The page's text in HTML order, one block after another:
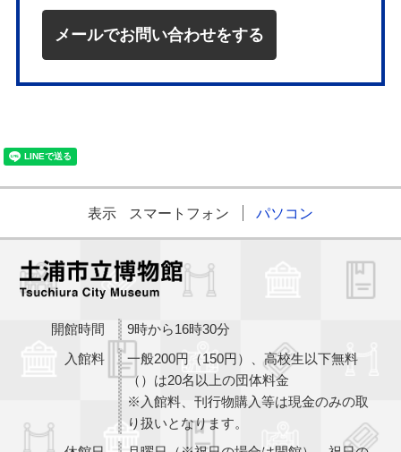
メールでお問い合わせをする
表示 スマートフォン パソコン
開館時間
9時から16時30分
入館料
一般200円（150円）、高校生以下無料
（）は20名以上の団体料金
※入館料、刊行物購入等は現金のみの取
り扱いとなります。